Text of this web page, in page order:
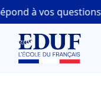
à vos questions